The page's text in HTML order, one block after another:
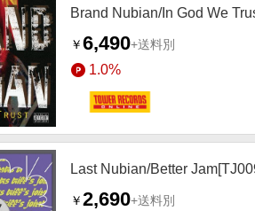
Brand Nubian/In God We
￥6,490+送料別
1.0%
Last Nubian/Better
￥2,690+送料別